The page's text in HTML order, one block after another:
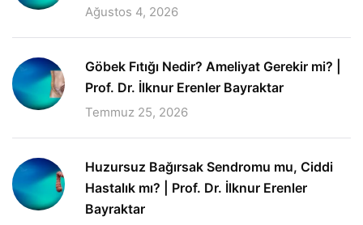
Ağustos 4, 2026
Göbek Fıtığı Nedir? Ameliyat Gerekir mi? |
Prof. Dr. İlknur Erenler Bayraktar
Temmuz 25, 2026
Huzursuz Bağırsak Sendromu mu, Ciddi
Hastalık mı? | Prof. Dr. İlknur Erenler
Bayraktar